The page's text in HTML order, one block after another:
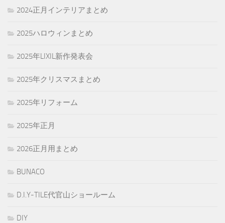
2024正月インテリアまとめ
2025ハロウィンまとめ
2025年LIXIL新作発表会
2025年クリスマスまとめ
2025年リフォーム
2025年正月
2026正月用まとめ
BUNACO
D.I.Y-TILE代官山ショールーム
DIY